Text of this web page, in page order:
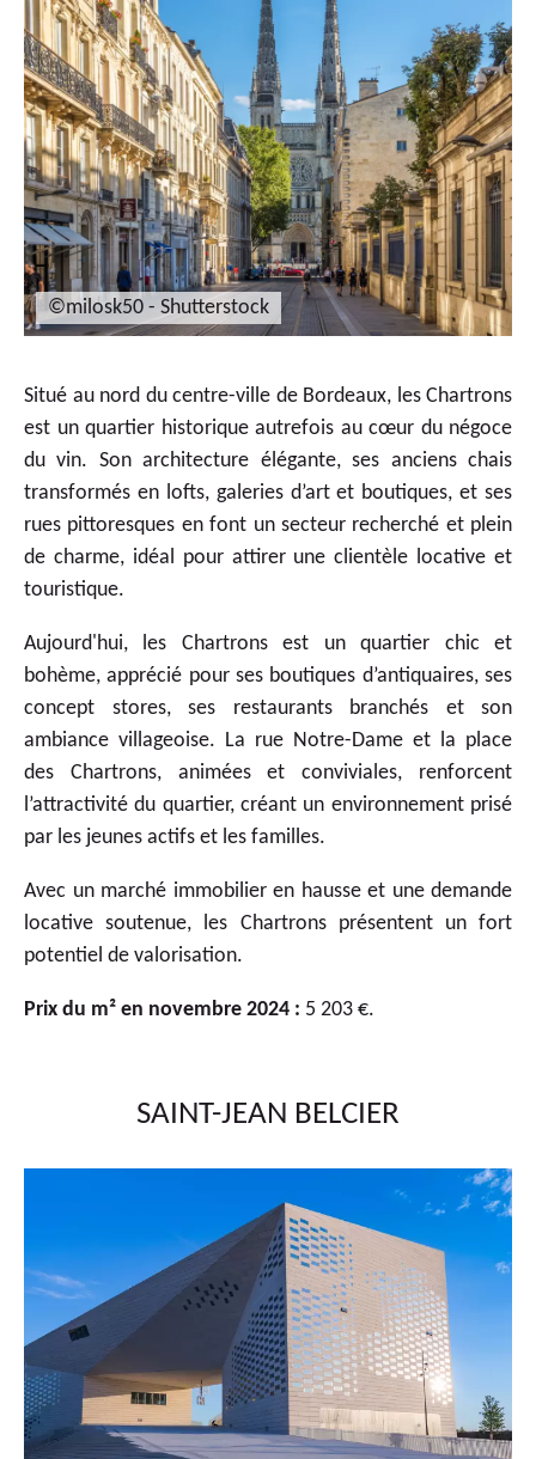
©milosk50 - Shutterstock
Situé au nord du centre-ville de Bordeaux, les Chartrons
est un quartier historique autrefois au cœur du négoce
du vin. Son architecture élégante, ses anciens chais
transformés en lofts, galeries d’art et boutiques, et ses
rues pittoresques en font un secteur recherché et plein
de charme, idéal pour attirer une clientèle locative et
touristique.
Aujourd'hui, les Chartrons est un quartier chic et
bohème, apprécié pour ses boutiques d’antiquaires, ses
concept stores, ses restaurants branchés et son
ambiance villageoise. La rue Notre-Dame et la place
des Chartrons, animées et conviviales, renforcent
l’attractivité du quartier, créant un environnement prisé
par les jeunes actifs et les familles.
Avec un marché immobilier en hausse et une demande
locative soutenue, les Chartrons présentent un fort
potentiel de valorisation.
Prix du m² en novembre 2024 : 5 203 €.
SAINT-JEAN BELCIER